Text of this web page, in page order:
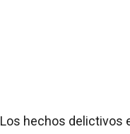
Los hechos delictivos